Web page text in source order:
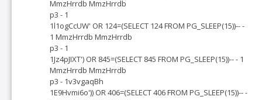
MmzHrrdb MmzHrrdb
p3 - 1
1l1ogCcUW' OR 124=(SELECT 124 FROM PG_SLEEP(15))-- -
1 MmzHrrdb MmzHrrdb
p3 - 1
1Jz4pJIXT') OR 845=(SELECT 845 FROM PG_SLEEP(15))-- - 1
MmzHrrdb MmzHrrdb
p3 - 1v3vgaqBh
1E9Hvmi6o')) OR 406=(SELECT 406 FROM PG_SLEEP(15))-- -